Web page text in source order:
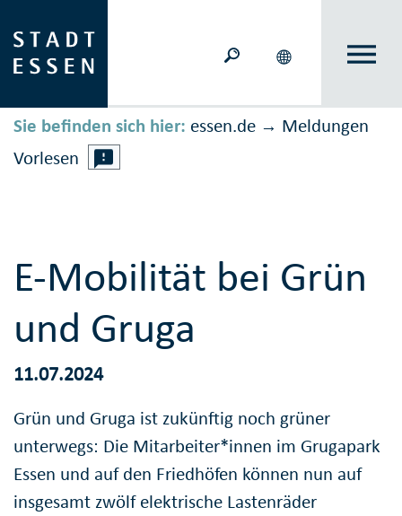
Sie befinden sich hier: essen.de → Meldungen
Vorlesen
E-Mobilität bei Grün
und Gruga
11.07.2024
Grün und Gruga ist zukünftig noch grüner
unterwegs: Die Mitarbeiter*innen im Grugapark
Essen und auf den Friedhöfen können nun auf
insgesamt zwölf elektrische Lastenräder